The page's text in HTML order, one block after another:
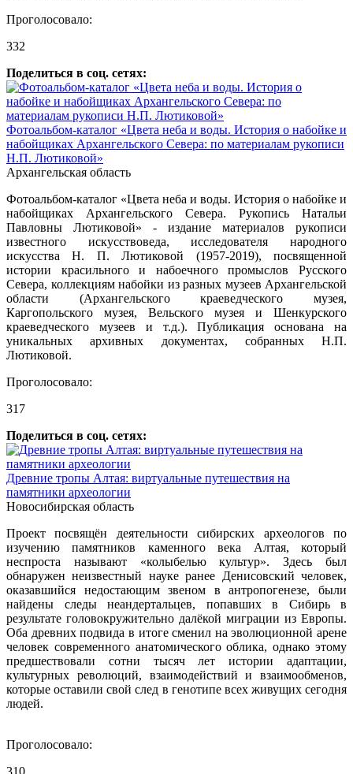
Проголосовало:
332
Поделиться в соц. сетях:
Фотоальбом-каталог «Цвета неба и воды. История о набойке и
набойщиках Архангельского Севера: по материалам рукописи
Н.П. Лютиковой»
Архангельская область
Фотоальбом-каталог «Цвета неба и воды. История о набойке и
набойщиках Архангельского Севера. Рукопись Натальи
Павловны Лютиковой» - издание материалов рукописи
известного искусствоведа, исследователя народного
искусства Н. П. Лютиковой (1957-2019), посвященной
истории красильного и набоечного промыслов Русского
Севера, коллекциям набойки из разных музеев Архангельской
области (Архангельского краеведческого музея,
Каргопольского музея, Вельского музея и Шенкурского
краеведческого музеев и т.д.). Публикация основана на
уникальных архивных документах, собранных Н.П.
Лютиковой.
Проголосовало:
317
Поделиться в соц. сетях:
Древние тропы Алтая: виртуальные путешествия на
памятники археологии
Новосибирская область
Проект посвящён деятельности сибирских археологов по
изучению памятников каменного века Алтая, который
неспроста называют «колыбелью культур». Здесь был
обнаружен неизвестный науке ранее Денисовский человек,
оказавшийся недостающим звеном в антропогенезе, были
найдены следы неандертальцев, попавших в Сибирь в
результате головокружительно далёкой миграции из Европы.
Оба древних подвида в итоге сменил на эволюционной арене
человек современного анатомического облика, однако этому
предшествовали сотни тысяч лет истории адаптации,
культурных революций, взаимодействий и взаимообменов,
которые оставили свой след в генотипе всех живущих сегодня
людей.
Проголосовало:
310